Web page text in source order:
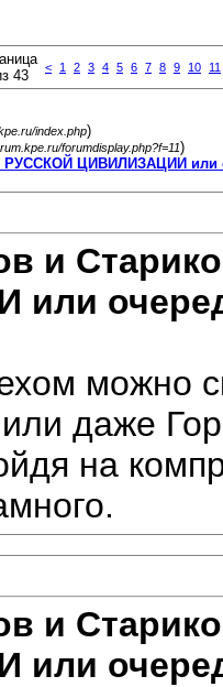
43
< 1 2 3 4 5 6 7 8 9 10 11
index.php)
forumdisplay.php?f=11)
РУССКОЙ ЦИВИЛИЗАЦИИ или
и
можно
даже
на
и